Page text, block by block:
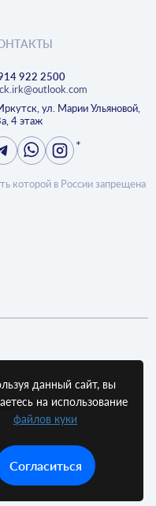
данный сайт, вы
на использование
файлов куки
Согласиться
922 2500
ул. Марии Ульяновой,
4 этаж
*
которой в России запрещена